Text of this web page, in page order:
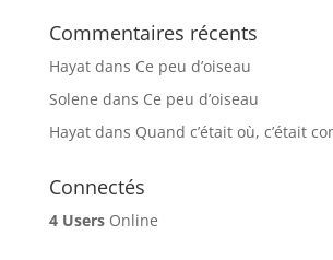
Commentaires récents
Hayatdans Ce peu d’oiseau
Solene dans Ce peu d’oiseau
Hayatdans Quand c’était où, c’était
Connectés
4 UsersOnline